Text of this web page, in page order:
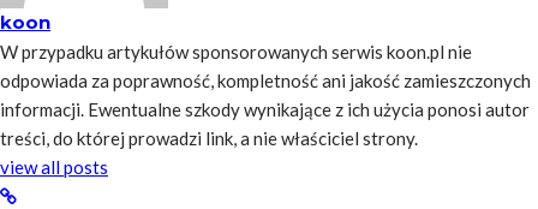
koon
W przypadku artykułów sponsorowanych serwis koon.pl nie
odpowiada za poprawność, kompletność ani jakość zamieszczonych
informacji. Ewentualne szkody wynikające z ich użycia ponosi autor
treści, do której prowadzi link, a nie właściciel strony.
view all posts